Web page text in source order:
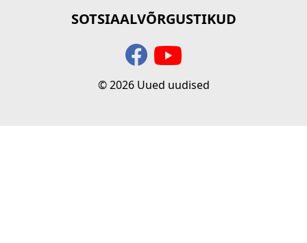
SOTSIAALVÕRGUSTIKUD
© 2026 Uued uudised